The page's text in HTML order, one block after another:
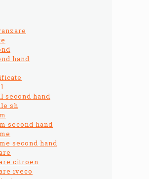
hand
second hand
sh
second hand
second hand
citroen
iveco